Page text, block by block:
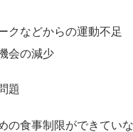
クなどからの運動不足
会の減少
題
の食事制限ができてい